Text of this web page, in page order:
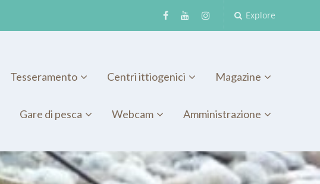
Explore
Tesseramento Centri ittiogenici Magazine
Gare di pesca Webcam Amministrazione